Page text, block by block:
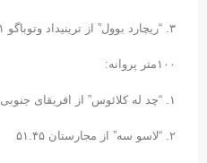
٣. “ریچارد بوول” از ترینیداد وتوباگو ٢١.۵١
١۰۰متر پروانه:
٢. “لاسو سه” از مجارستان ۵١.۴۵